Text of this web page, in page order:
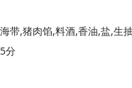
海带,猪肉馅,料酒,香油,盐,生
5分